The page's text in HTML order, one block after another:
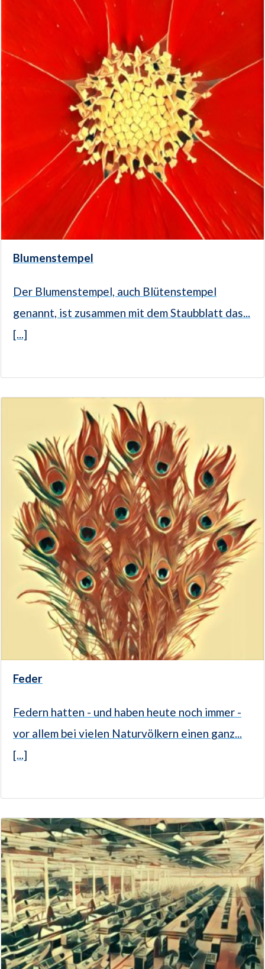
Blumenstempel
Der Blumenstempel, auch Blütenstempel
genannt, ist zusammen mit dem Staubblatt das...
[...]
Feder
Federn hatten - und haben heute noch immer -
vor allem bei vielen Naturvölkern einen ganz...
[...]